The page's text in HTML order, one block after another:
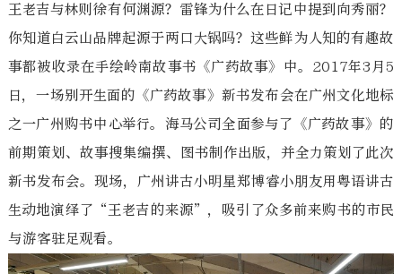
王老吉与林则徐有何渊源？雷锋为什么在日记中提到向秀丽？
你知道白云山品牌起源于两口大锅吗？这些鲜为人知的有趣故
事都被收录在手绘岭南故事书《广药故事》中。2017年3月5
日，一场别开生面的《广药故事》新书发布会在广州文化地标
之一广州购书中心举行。海马公司全面参与了《广药故事》的
前期策划、故事搜集编撰、图书制作出版，并全力策划了此次
新书发布会。现场，广州讲古小明星郑博睿小朋友用粤语讲古
生动地演绎了“王老吉的来源”，吸引了众多前来购书的市民
与游客驻足观看。